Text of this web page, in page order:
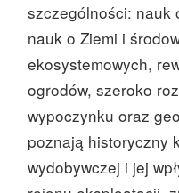
szczególności: nauk
nauk o Ziemi i
ekosystemowych,
ogrodów, szeroko
wypoczynku oraz
poznają historyczny
wydobywczej i jej